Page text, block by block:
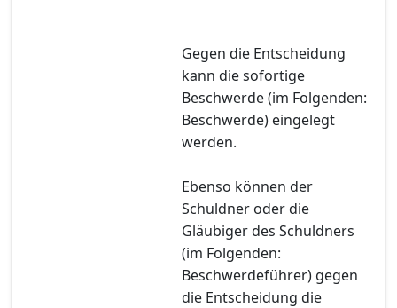
Gegen die Entscheidung
kann die sofortige
Beschwerde (im Folgenden:
Beschwerde) eingelegt
werden.
Ebenso können der
Schuldner oder die
Gläubiger des Schuldners
(im Folgenden:
Beschwerdeführer) gegen
die Entscheidung die